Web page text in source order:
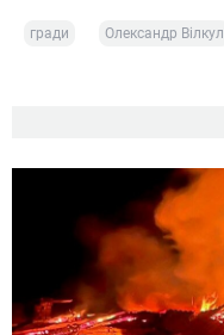
гради Олександр Вілкул